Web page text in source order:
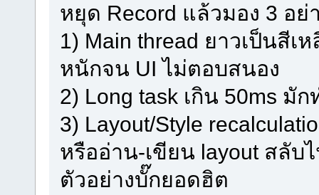
หยุด Record แล้วมอง 3 อย่
1) Main thread ยาวเป็นสีเ
หนักจน UI ไม่ตอบสนอง
2) Long task เกิน 50ms มั
3) Layout/Style
หรืออ่าน-เขียน layout สลับ
ตัวอย่างบั๊กยอดฮิต